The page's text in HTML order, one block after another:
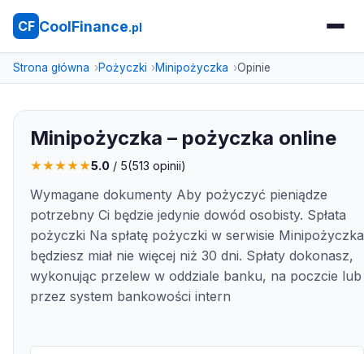
CF CoolFinance.pl
Strona główna Pożyczki Minipożyczka Opinie
Minipożyczka – pożyczka online
★★★★★5.0 / 5(513 opinii)
Wymagane dokumenty Aby pożyczyć pieniądze
potrzebny Ci będzie jedynie dowód osobisty. Spłata
pożyczki Na spłatę pożyczki w serwisie Minipożyczka
będziesz miał nie więcej niż 30 dni. Spłaty dokonasz,
wykonując przelew w oddziale banku, na poczcie lub
przez system bankowości intern